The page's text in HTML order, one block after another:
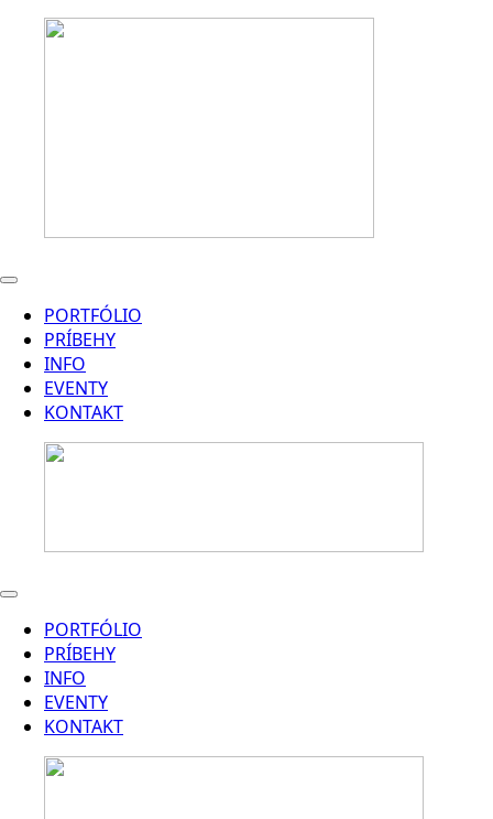
PORTFÓLIO
PRÍBEHY
INFO
EVENTY
KONTAKT
PORTFÓLIO
PRÍBEHY
INFO
EVENTY
KONTAKT